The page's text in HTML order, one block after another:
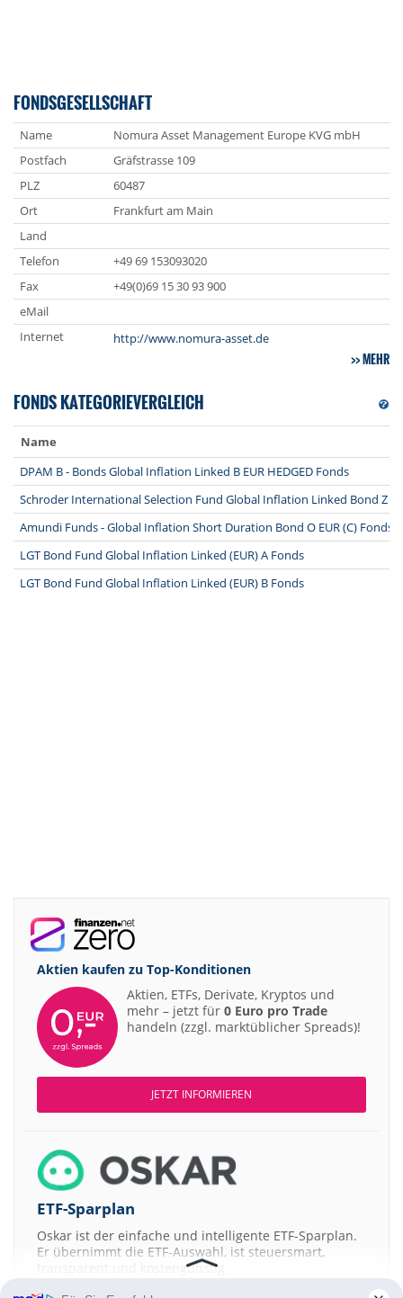
FONDSGESELLSCHAFT
Name
Nomura Asset Management Europe KVG mbH
Postfach
Gräfstrasse 109
PLZ
60487
Ort
Frankfurt am Main
Land
Telefon
+49 69 153093020
Fax
+49(0)69 15 30 93 900
eMail
Internet
http://www.nomura-asset.de
MEHR
FONDS KATEGORIEVERGLEICH
Name
DPAM B - Bonds Global Inflation Linked B EUR HEDGED Fonds
Schroder International Selection Fund Global Inflation Linked Bond Z
Amundi Funds - Global Inflation Short Duration Bond O EUR (C) Fonds
LGT Bond Fund Global Inflation Linked (EUR) A Fonds
LGT Bond Fund Global Inflation Linked (EUR) B Fonds
Aktien kaufen zu Top-Konditionen
Aktien, ETFs, Derivate, Kryptos und
mehr – jetzt für 0 Euro pro Trade
handeln (zzgl. marktüblicher Spreads)!
JETZT INFORMIEREN
ETF-Sparplan
Oskar ist der einfache und intelligente ETF-Sparplan.
Er übernimmt die ETF-Auswahl, ist steuersmart,
transparent und kostengünstig.